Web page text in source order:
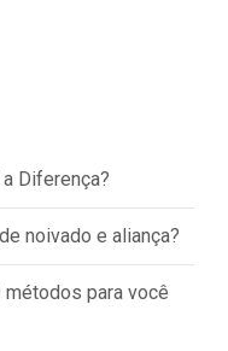
Diferença?
noivado e aliança?
métodos para você